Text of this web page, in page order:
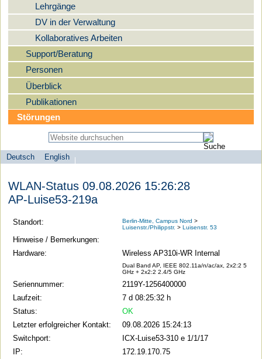
Lehrgänge
DV in der Verwaltung
Kollaboratives Arbeiten
Support/Beratung
Personen
Überblick
Publikationen
Störungen
Sprachauswahl
Deutsch
English
search-menu
Universität
zu
Berlin
Computer-
WLAN-Status 09.08.2026 15:26:28
AP-Luise53-219a
Standort: Berlin-Mitte, Campus Nord >
Luisenstr./Philippstr. >Luisenstr. 53
Hinweise / Bemerkungen:
Hardware:
Wireless AP310i-WR Internal
Dual Band AP, IEEE 802.11a/n/ac/ax, 2x2:2 5
GHz + 2x2:2 2.4/5 GHz
Seriennummer:
2119Y-1256400000
Laufzeit:
7 d 08:25:32 h
Status:
OK
Letzter erfolgreicher Kontakt:
09.08.2026 15:24:13
Switchport:
ICX-Luise53-310 e 1/1/17
IP:
172.19.170.75